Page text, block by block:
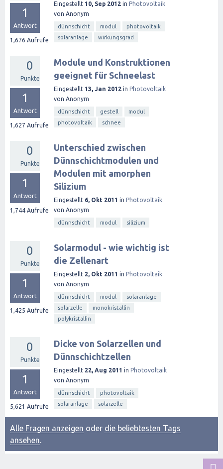
1
Antwort
1,676 Aufrufe
Eingestellt 10, Sep 2012 in Photovoltaik
von Anonym
dünnschicht modul
photovoltaik
solaranlage
wirkungsgrad
0
Punkte
1
Antwort
1,627 Aufrufe
Module und Konstruktionen
geeignet für Schneelast
Eingestellt 13, Jan 2012 in Photovoltaik
von Anonym
dünnschicht gestell
modul
photovoltaik
schnee
0
Punkte
1
Antwort
1,744 Aufrufe
Unterschied zwischen
Dünnschichtmodulen und
Modulen mit amorphen
Silizium
Eingestellt 6, Okt 2011 in Photovoltaik
von Anonym
dünnschicht modul silizium
0
Punkte
1
Antwort
1,425 Aufrufe
Solarmodul - wie wichtig ist
die Zellenart
Eingestellt 2, Okt 2011 in Photovoltaik
von Anonym
dünnschicht modul
solaranlage
solarzelle
monokristallin
polykristallin
0
Punkte
1
Antwort
5,621 Aufrufe
Dicke von Solarzellen und
Dünnschichtzellen
Eingestellt 22, Aug 2011 in Photovoltaik
von Anonym
dünnschicht
photovoltaik
solaranlage
solarzelle
Alle Fragen anzeigen oder die beliebtesten Tags
ansehen.